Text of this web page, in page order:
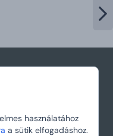
használatához
a sütik elfogadáshoz.